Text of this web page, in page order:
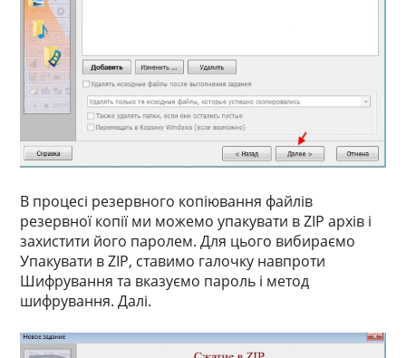
В процесі резервного копіювання файлів
резервної копії ми можемо упакувати в ZIP архів і
захистити його паролем. Для цього вибираємо
Упакувати в ZIP, ставимо галочку навпроти
Шифрування та вказуємо пароль і метод
шифрування. Далі.